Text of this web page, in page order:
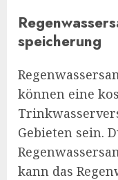
speicherung
können eine
Gebieten sein.
kann das